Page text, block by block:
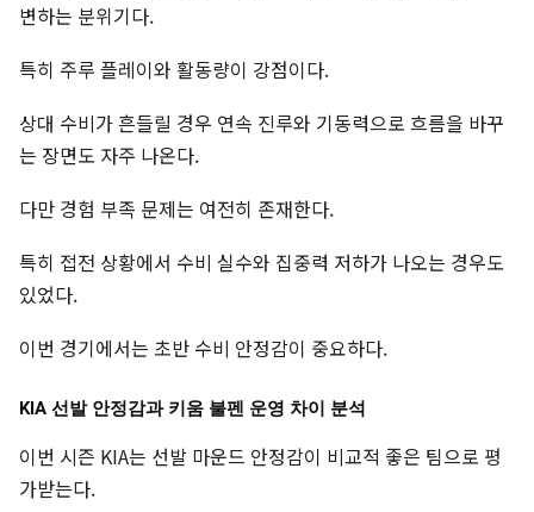
변하는 분위기다.
특히 주루 플레이와 활동량이 강점이다.
상대 수비가 흔들릴 경우 연속 진루와 기동력으로 흐름을 바꾸
는 장면도 자주 나온다.
다만 경험 부족 문제는 여전히 존재한다.
특히 접전 상황에서 수비 실수와 집중력 저하가 나오는 경우도
있었다.
이번 경기에서는 초반 수비 안정감이 중요하다.
KIA 선발 안정감과 키움 불펜 운영 차이 분석
이번 시즌 KIA는 선발 마운드 안정감이 비교적 좋은 팀으로 평
가받는다.